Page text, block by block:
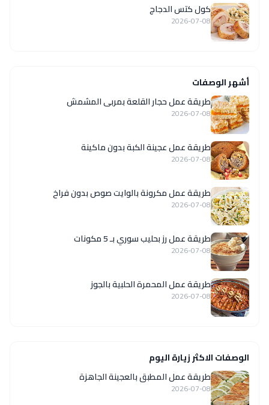
كول كتس الدجاج
2026-07-08
أشهر الوصفات
طريقة عمل حجار القلعة بمربى المشمش
2026-07-08
طريقة عمل عجينة الكبة بدون ماكينة
2026-07-08
طريقة عمل مكرونة بالوايت صوص بدون فراخ
2026-07-08
طريقة عمل رز بحليب سوري بـ 5 مكونات
2026-07-08
طريقة عمل المحمرة الحلبية بالجوز
2026-07-08
الوصفات الاكثر زيارة اليوم
طريقة عمل المطبق بالعجينة الجاهزة
2026-07-08